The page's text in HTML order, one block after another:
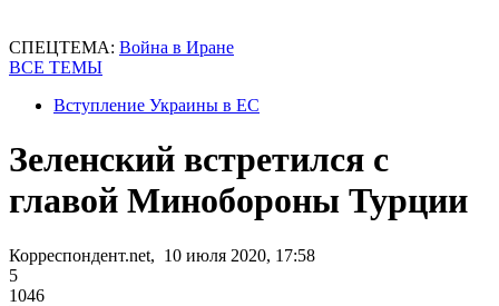
СПЕЦТЕМА: Война в Иране
ВСЕ ТЕМЫ
Вступление Украины в ЕС
Зеленский встретился с
главой Минобороны Турции
Корреспондент.net, 10 июля 2020, 17:58
5
1046